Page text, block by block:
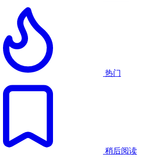
热门
稍后阅读